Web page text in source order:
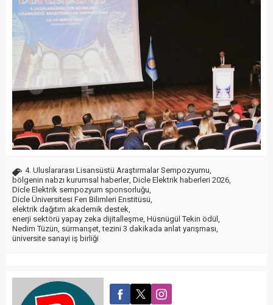
4. Uluslararası Lisansüstü Araştırmalar Sempozyumu,
bölgenin nabzı kurumsal haberler, Dicle Elektrik haberleri 2026,
Dicle Elektrik sempozyum sponsorluğu,
Dicle Üniversitesi Fen Bilimleri Enstitüsü,
elektrik dağıtım akademik destek,
enerji sektörü yapay zeka dijitalleşme, Hüsnügül Tekin ödül ,
Nedim Tüzün, sürmanşet,tezini 3 dakikada anlat yarışması,
üniversite sanayi iş birliği